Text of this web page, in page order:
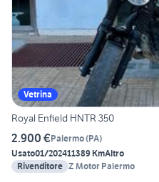
Vetrina
Royal Enfield HNTR 350
2.900 €Palermo(PA)
Usato01/202411389 KmAltro
Rivenditore Z Motor Palermo